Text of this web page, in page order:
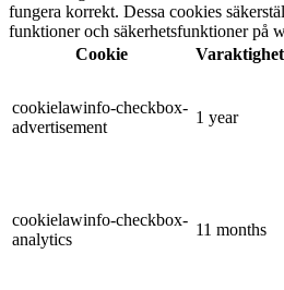
fungera korrekt. Dessa cookies
funktioner och säkerhetsfunktioner på
Cookie
Varaktighet
cookielawinfo-checkbox-
advertisement
1 year
cookielawinfo-checkbox-
analytics
11 months